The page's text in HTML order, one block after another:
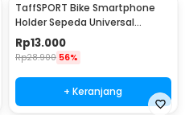
TaffSPORT Bike Smartphone
Holder Sepeda Universal
Bicycle - JR-OK5
Rp13.000
Rp28.900 56%
+ Keranjang